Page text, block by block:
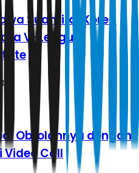
Suami ke Korea
V-League
Obrolannya dengan
Call